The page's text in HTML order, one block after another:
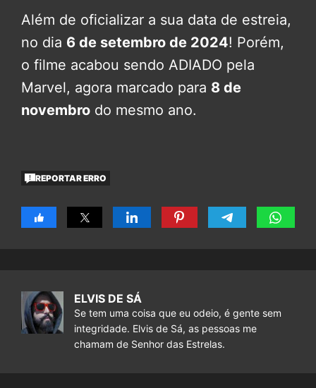
Além de oficializar a sua data de estreia,
no dia 6 de setembro de 2024! Porém,
o filme acabou sendo ADIADO pela
Marvel, agora marcado para 8 de
novembro do mesmo ano.
REPORTAR ERRO
ELVIS DE SÁ
Se tem uma coisa que eu odeio, é gente sem
integridade. Elvis de Sá, as pessoas me
chamam de Senhor das Estrelas.